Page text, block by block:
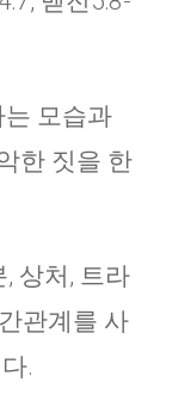
모습과
한 짓을 한
상처, 트라
관계를 사
.